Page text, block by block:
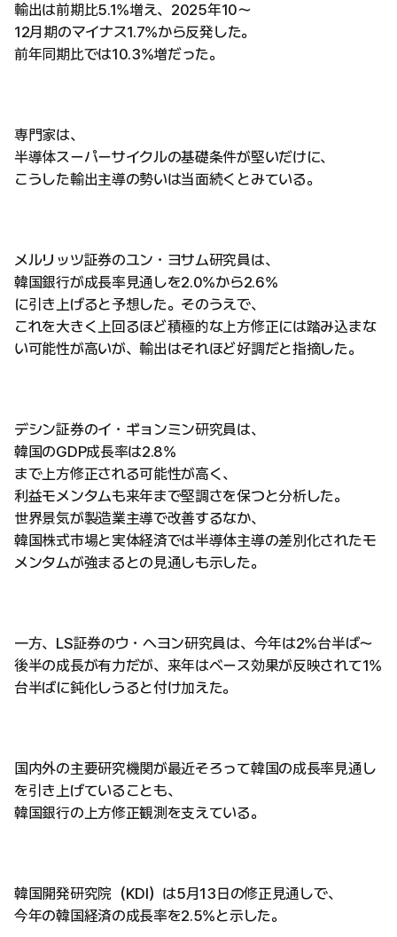
輸出は前期比5.1%増え、2025年10〜
12月期のマイナス1.7%から反発した。
前年同期比では10.3%増だった。
専門家は、
半導体スーパーサイクルの基礎条件が堅いだけに、
こうした輸出主導の勢いは当面続くとみている。
メルリッツ証券のユン・ヨサム研究員は、
韓国銀行が成長率見通しを2.0%から2.6%
に引き上げると予想した。そのうえで、
これを大きく上回るほど積極的な上方修正には踏み込まな
い可能性が高いが、輸出はそれほど好調だと指摘した。
デシン証券のイ・ギョンミン研究員は、
韓国のGDP成長率は2.8%
まで上方修正される可能性が高く、
利益モメンタムも来年まで堅調さを保つと分析した。
世界景気が製造業主導で改善するなか、
韓国株式市場と実体経済では半導体主導の差別化されたモ
メンタムが強まるとの見通しも示した。
一方、LS証券のウ・ヘヨン研究員は、今年は2%台半ば〜
後半の成長が有力だが、来年はベース効果が反映されて1%
台半ばに鈍化しうると付け加えた。
国内外の主要研究機関が最近そろって韓国の成長率見通し
を引き上げていることも、
韓国銀行の上方修正観測を支えている。
韓国開発研究院（KDI）は5月13日の修正見通しで、
今年の韓国経済の成長率を2.5%と示した。